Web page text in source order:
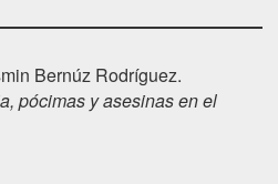
Bernúz Rodríguez.
pócimas y asesinas en el